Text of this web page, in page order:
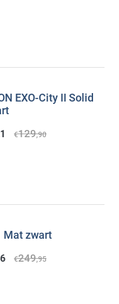
EXO-City II Solid
€129,90
Mat zwart
€249,95